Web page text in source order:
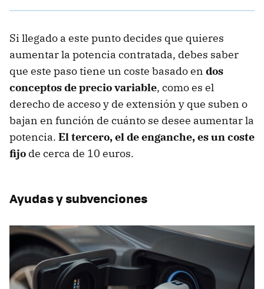
Si llegado a este punto decides que quieres
aumentar la potencia contratada, debes saber
que este paso tiene un coste basado en dos
conceptos de precio variable, como es el
derecho de acceso y de extensión y que suben o
bajan en función de cuánto se desee aumentar la
potencia. El tercero, el de enganche, es un coste
fijo de cerca de 10 euros.
Ayudas y subvenciones